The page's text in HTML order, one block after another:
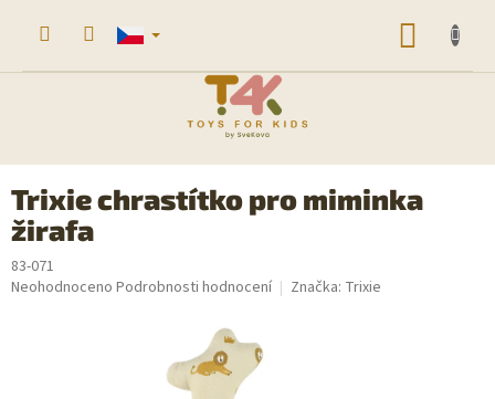
Trixie chrastítko pro miminka
žirafa
83-071
Průměrné
Neohodnoceno Podrobnosti hodnocení Značka: Trixie